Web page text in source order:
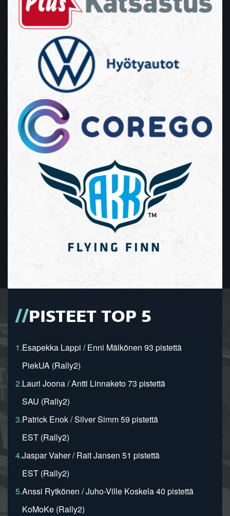
PISTEET TOP 5
1.Esapekka Lappi / Enni Mälkönen 93 pistettä
PiekUA (Rally2)
2.Lauri Joona / Antti Linnaketo 73 pistettä
SAU (Rally2)
3.Patrick Enok / Silver Simm 59 pistettä
EST (Rally2)
4.Jaspar Vaher / Rait Jansen 51 pistettä
EST (Rally2)
5.Anssi Rytkönen / Juho-Ville Koskela 40 pistettä
KoMoKe (Rally2)